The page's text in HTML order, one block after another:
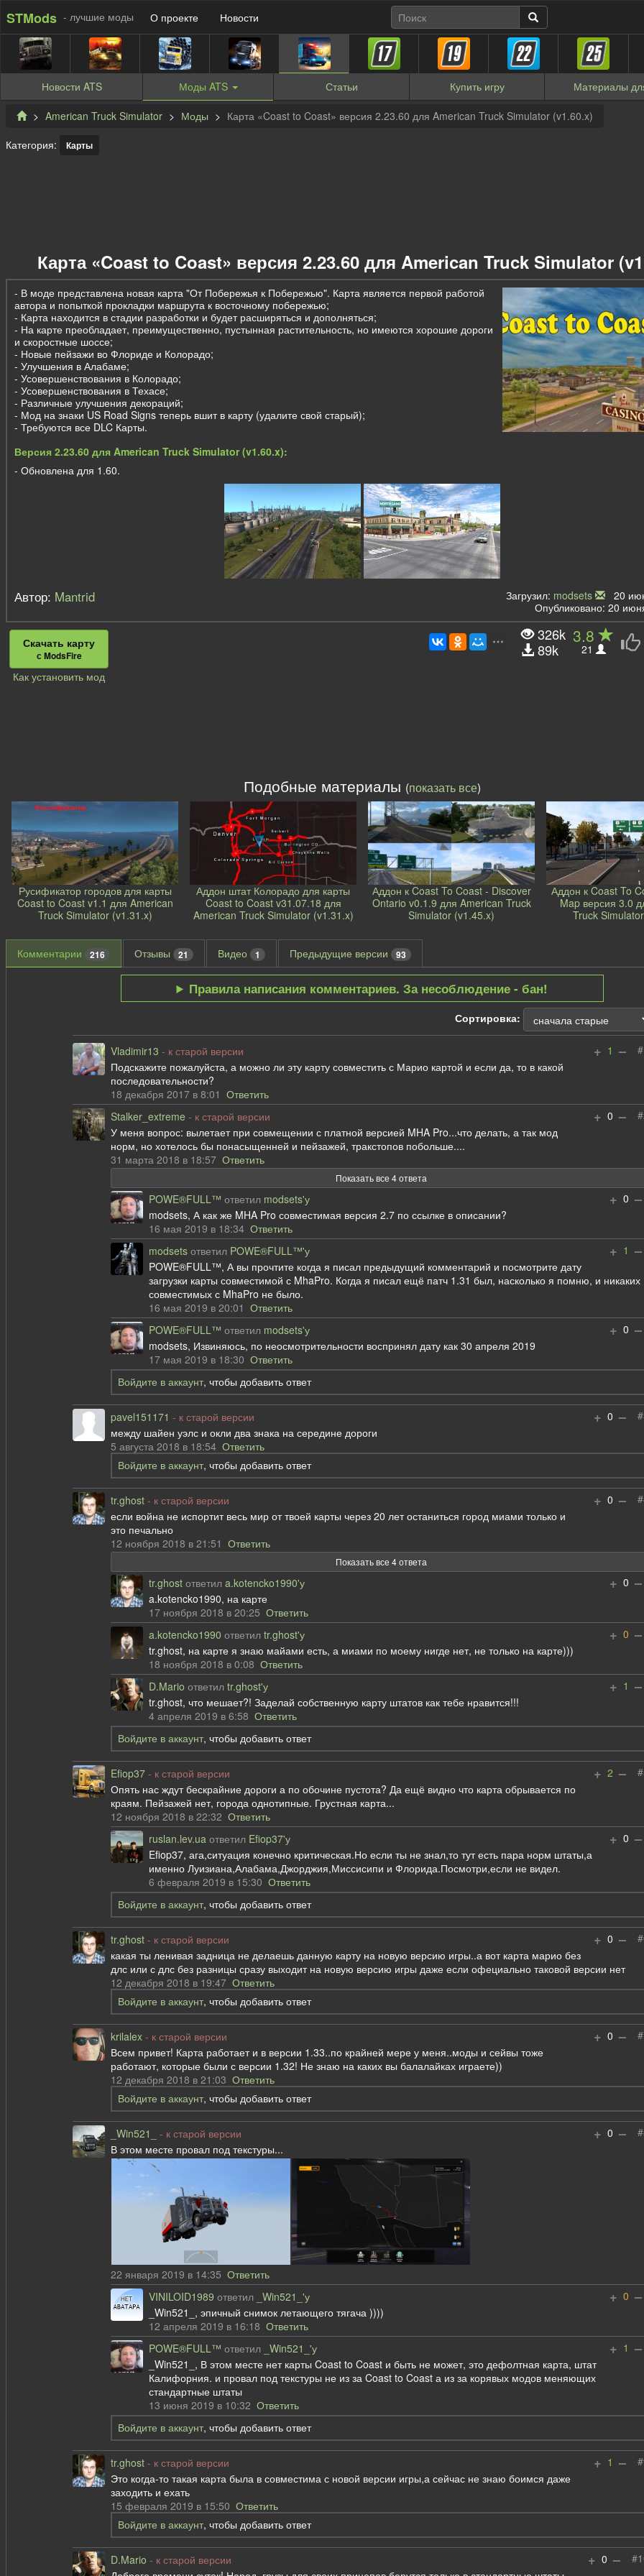
STMods - лучшие моды О проекте Новости
Новости ATS Моды ATS Статьи Купить игру Материалы
American Truck Simulator Моды Карта «Coast to Coast» версия 2.23.60 для American Truck Simulator (v1.60.x)
Категория: Карты
Карта «Coast to Coast» версия 2.23.60 для American Truck Simulator
- В моде представлена новая карта "От Побережья к Побережью". Карта является первой работой
автора и попыткой прокладки маршрута к восточному побережью;
- Карта находится в стадии разработки и будет расширяться и дополняться;
- На карте преобладает, преимущественно, пустынная растительность, но имеются хорошие дороги
и скоростные шоссе;
- Новые пейзажи во Флориде и Колорадо;
- Улучшения в Алабаме;
- Усовершенствования в Колорадо;
- Усовершенствования в Техасе;
- Различные улучшения декораций;
- Мод на знаки US Road Signs теперь вшит в карту (удалите свой старый);
- Требуются все DLC Карты.
Версия 2.23.60 для American Truck Simulator (v1.60.x):
- Обновлена для 1.60.
Автор: Mantrid Загрузил: modsets
20
Опубликовано: 20
Скачать карту
с ModsFire
3.8
21
326k
89k
Как установить мод
Подобные материалы (показать все)
Русификатор городов для карты
Coast to Coast v1.1 для American
Truck Simulator (v1.31.x)
Аддон штат Колорадо для карты
Coast to Coast v31.07.18 для
American Truck Simulator (v1.31.x)
Аддон к Coast To Coast - Discover
Ontario v0.1.9 для American Truck
Simulator (v1.45.x)
Аддон к Coast To
Map версия 3.0
Truck
Комментарии 216 Отзывы 21 Видео 1 Предыдущие версии 93
Правила написания комментариев. За несоблюдение - бан!
Сортировка:
+ 1 –
Vladimir13 - к старой версии
Подскажите пожалуйста, а можно ли эту карту совместить с Марио картой и если да, то в какой
последовательности?
18 декабря 2017 в 8:01Ответить
+ 0 –
Stalker_extreme - к старой версии
У меня вопрос: вылетает при совмещении с платной версией MHA Pro...что делать, а так мод
норм, но хотелось бы понасыщенней и пейзажей, тракстопов побольше....
31 марта 2018 в 18:57Ответить
Показать все 4 ответа
+ 0 –
POWE®FULL™ ответил modsets'у
modsets, А как же MHA Pro совместимая версия 2.7 по ссылке в описании?
16 мая 2019 в 18:34Ответить
+ 1 –
modsets ответил POWE®FULL™'у
POWE®FULL™, А вы прочтите когда я писал предыдущий комментарий и посмотрите дату
загрузки карты совместимой с MhaPro. Когда я писал ещё патч 1.31 был, насколько я помню, и никаких
совместимых с MhaPro не было.
16 мая 2019 в 20:01Ответить
+ 0 –
POWE®FULL™ ответил modsets'у
modsets, Извиняюсь, по неосмотрительности воспринял дату как 30 апреля 2019
17 мая 2019 в 18:30Ответить
Войдите в аккаунт, чтобы добавить ответ
+ 0 –
pavel151171 - к старой версии
между шайен уэлс и окли два знака на середине дороги
5 августа 2018 в 18:54Ответить
Войдите в аккаунт, чтобы добавить ответ
+ 0 –
tr.ghost - к старой версии
если война не испортит весь мир от твоей карты через 20 лет останиться город миами только и
это печально
12 ноября 2018 в 21:51Ответить
Показать все 4 ответа
+ 0 –
tr.ghost ответилa.kotencko1990'у
a.kotencko1990, на карте
17 ноября 2018 в 20:25Ответить
+ 0 –
a.kotencko1990 ответилtr.ghost'у
tr.ghost, на карте я знаю майами есть, а миами по моему нигде нет, не только на карте)))
18 ноября 2018 в 0:08Ответить
+ 1 –
D.Mario ответилtr.ghost'у
tr.ghost, что мешает?! Заделай собственную карту штатов как тебе нравится!!!
4 апреля 2019 в 6:58Ответить
Войдите в аккаунт, чтобы добавить ответ
+ 2 –
Efiop37 - к старой версии
Опять нас ждут бескрайние дороги а по обочине пустота? Да ещё видно что карта обрывается по
краям. Пейзажей нет, города однотипные. Грустная карта...
12 ноября 2018 в 22:32Ответить
+ 0 –
ruslan.lev.ua ответил Efiop37'у
Efiop37, ага,ситуация конечно критическая.Но если ты не знал,то тут есть пара норм штаты,а
именно Луизиана,Алабама,Джорджия,Миссисипи и Флорида.Посмотри,если не видел.
6 февраля 2019 в 15:30Ответить
Войдите в аккаунт, чтобы добавить ответ
+ 0 –
tr.ghost - к старой версии
какая ты ленивая задница не делаешь данную карту на новую версию игры..а вот карта марио без
длс или с длс без разницы сразу выходит на новую версию игры даже если офециально таковой версии нет
12 декабря 2018 в 19:47Ответить
Войдите в аккаунт, чтобы добавить ответ
+ 0 –
krilalex - к старой версии
Всем привет! Карта работает и в версии 1.33..по крайней мере у меня..моды и сейвы тоже
работают, которые были с версии 1.32! Не знаю на каких вы балалайках играете))
12 декабря 2018 в 21:03Ответить
Войдите в аккаунт, чтобы добавить ответ
+ 0 –
_Win521_
- к старой версии
В этом месте провал под текстуры...
22 января 2019 в 14:35Ответить
+ 0 –
VINILOID1989 ответил
_Win521_'у
_Win521_, эпичный снимок летающего тягача ))))
12 апреля 2019 в 16:18Ответить
+ 1 –
POWE®FULL™ ответил
_Win521_'у
_Win521_, В этом месте нет карты Coast to Coast и быть не может, это дефолтная карта, штат
Калифорния. и провал под текстуры не из за Coast to Coast а из за корявых модов меняющих
стандартные штаты
13 июня 2019 в 10:32Ответить
Войдите в аккаунт, чтобы добавить ответ
+ 1 –
tr.ghost - к старой версии
Это когда-то такая карта была в совместима с новой версии игры,а сейчас не знаю боимся даже
заходить и ехать
15 февраля 2019 в 15:50Ответить
Войдите в аккаунт, чтобы добавить ответ
+ 0 –
D.Mario - к старой версии